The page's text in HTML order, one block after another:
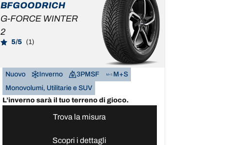
BFGOODRICH
G-FORCE WINTER
2
5/5 (1)
Nuovo Inverno 3PMSF
M+S
Monovolumi, Utilitarie e SUV
L’inverno sarà il tuo terreno di gioco.
Trova la misura
Scopri i dettagli